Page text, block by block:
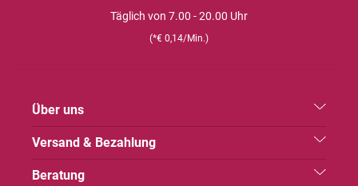
Täglich von 7.00 - 20.00 Uhr
(*€ 0,14/Min.)
Über uns
Versand & Bezahlung
Beratung